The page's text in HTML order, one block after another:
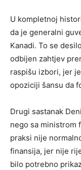
U kompletnoj
da je generalni
Kanadi. To se
odbijen zahtjev
raspišu izbori, jer
opoziciji šansu da
Drugi sastanak
nego sa ministrom
praksi nije
finansija, jer nije
bilo potrebno